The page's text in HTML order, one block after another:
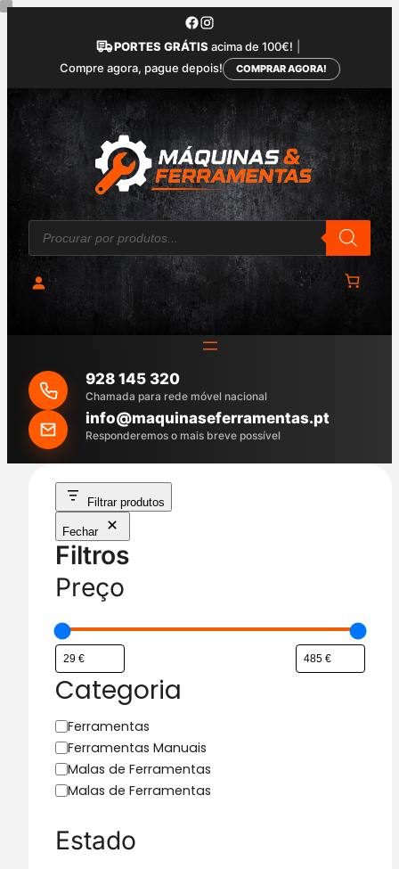
Saltar
conteúdo
PORTES GRÁTIS acima de 100€!
Compre agora, pague depois!
COMPRAR AGORA!
P
o
u
r
c
h
928 145 320
Chamada para rede móvel nacional
info@maquinaseferramentas.pt
Responderemos o mais breve possível
Filtrar produtos
Fechar
Filtros
Preço
Categoria
C
a
t
e
Ferramentas
Ferramentas Manuais
Malas de Ferramentas
Malas de Ferramentas
Estado